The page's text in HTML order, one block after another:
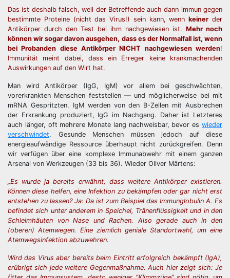
Das ist deshalb falsch, weil der Betreffende auch dann immun gegen
bestimmte Proteine (nicht das Virus!) sein kann, wennkeiner der
Antikörper durch den Test bei ihm nachgewiesen ist. Mehr noch
können wir sogar davon ausgehen, dass es der Normalfall ist, wenn
bei Probanden diese Antikörper NICHT nachgewiesen werden!
Immunität meint dabei, dass ein Erreger keine krankmachenden
Auswirkungen auf den Wirt hat.
Man wird Antikörper (IgG, IgM) vor allem bei geschwächten,
vorerkrankten Menschen feststellen — und möglicherweise bei mit
mRNA Gespritzten. IgM werden von den B-Zellen mit Ausbrechen
der Erkrankung produziert, IgG im Nachgang. Daher ist Letzteres
auch länger, oft mehrere Monate lang nachweisbar, bevor es wieder
verschwindet. Gesunde Menschen müssen jedoch auf diese
energieaufwändige Ressource überhaupt nicht zurückgreifen. Denn
wir verfügen über eine komplexe Immunabwehr mit einem ganzen
Arsenal von Werkzeugen (33 bis 36). Wieder Oliver Märtens:
„Es wurde ja bereits erwähnt, dass weitere Antikörper existieren.
Können diese helfen, eine Infektion zu bekämpfen oder gar nicht erst
entstehen zu lassen? Ja: Da ist zum Beispiel das Immunglobulin A. Es
befindet sich unter anderem in Speichel, Tränenflüssigkeit und in den
Schleimhäuten von Nase und Rachen. Also gerade auch in den
(oberen) Atemwegen. Eine ziemlich geniale Standortwahl, um eine
Atemwegsinfektion abzuwehren.
Wird das Virus aber bereits beim Eintritt erfolgreich bekämpft (IgA),
erübrigt sich jede weitere Gegenmaßnahme. Auch hier zeigt sich: Je